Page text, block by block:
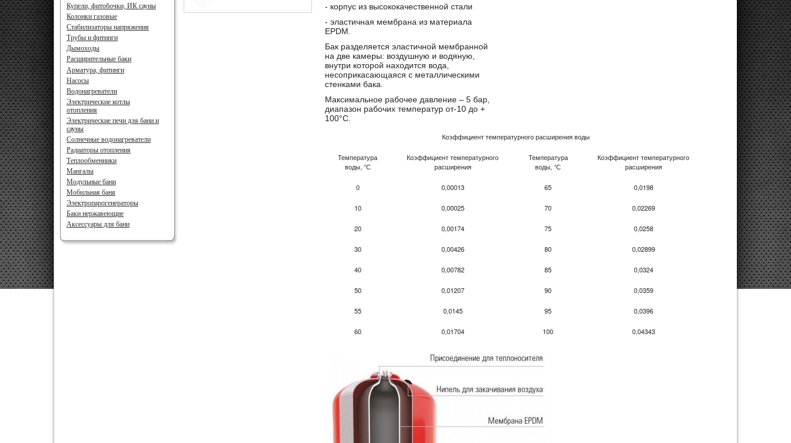
- корпус из высококачественной стали
- эластичная мембрана из материала
EPDM.
Бак разделяется эластичной мембранной
на две камеры: воздушную и водяную,
внутри которой находится вода,
несоприкасающаяся с металлическими
стенками бака.
Максимальное рабочее давление – 5 бар,
диапазон рабочих температур от-10 до +
100°С.
Коэффициент температурного расширения воды
Температура
воды, °С
Коэффициент температурного
расширения
Температура
воды, °С
Коэффициент температурного
расширения
0 0,00013 65 0,0198
10 0,00025 70 0,02269
20 0,00174 75 0,0258
30 0,00426 80 0,02899
40 0,00782 85 0,0324
50 0,01207 90 0,0359
55 0,0145 95 0,0396
60 0,01704 100 0,04343
Купели, фитобочки, ИК сауны
Колонки газовые
Стабилизаторы напряжения
Трубы и фитинги
Дымоходы
Расширительные баки
Арматура, фитинги
Насосы
Водонагреватели
Электрические котлы
отопления
Электрические печи для бани и
сауны
Солнечные водонагреватели
Радиаторы отопления
Теплообменники
Мангалы
Модульные бани
Мобильная баня
Электропарогенераторы
Баки нержавеющие
Аксессуары для бани